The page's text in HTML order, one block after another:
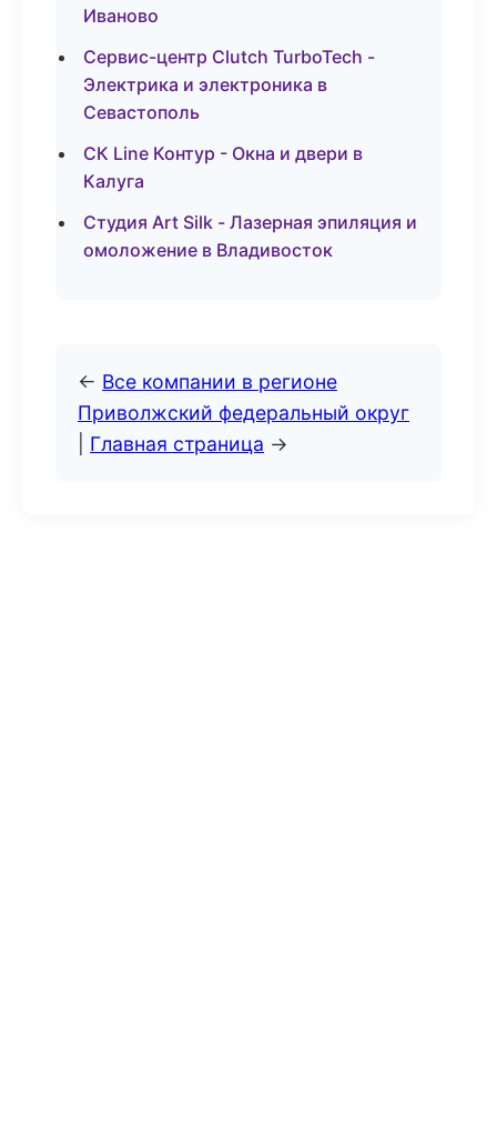
Иваново
Сервис-центр Clutch TurboTech -
Электрика и электроника в
Севастополь
СК Line Контур - Окна и двери в
Калуга
Студия Art Silk - Лазерная эпиляция и
омоложение в Владивосток
← Все компании в регионе
Приволжский федеральный округ
Главная страница →